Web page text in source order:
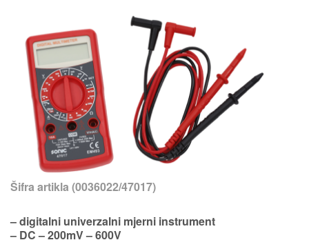
Šifra artikla (0036022/47017)
– digitalni univerzalni mjerni instrument
– DC – 200mV – 600V